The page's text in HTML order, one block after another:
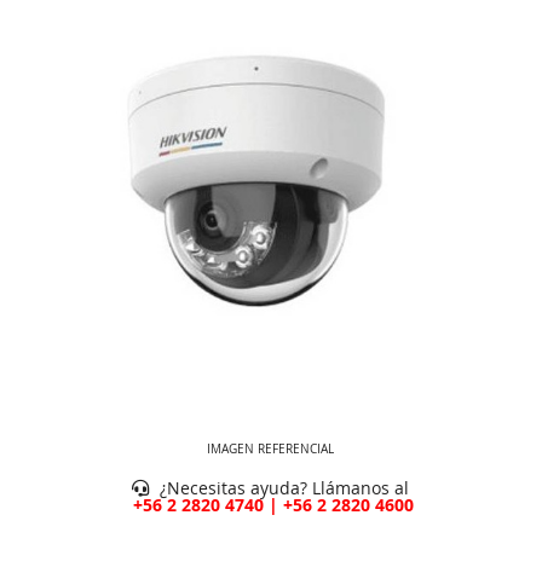
IMAGEN REFERENCIAL
¿Necesitas ayuda? Llámanos al
+56 2 2820 4740 | +56 2 2820 4600